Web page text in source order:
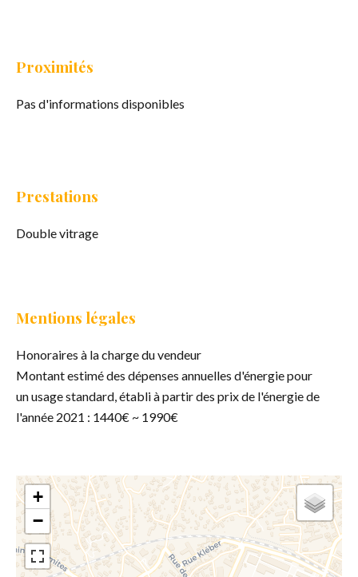
Proximités
Pas d'informations disponibles
Prestations
Double vitrage
Mentions légales
Honoraires à la charge du vendeur
Montant estimé des dépenses annuelles d'énergie pour
un usage standard, établi à partir des prix de l'énergie de
l'année 2021 : 1440€ ~ 1990€
+
−